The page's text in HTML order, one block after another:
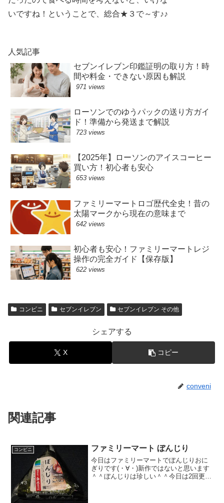
いですね！ということで、総合★３で～す♪♪
人気記事
セブンイレブン印鑑証明の取り方！時
間や料金・できない原因も解説
971 views
ローソンでのゆうパックの送り方ガイ
ド！準備から発送まで解説
723 views
【2025年】ローソンのアイスコーヒー
買い方！初心者も安心
653 views
ファミリーマートロゴ歴代全史！昔の
太陽マークから現在の意味まで
642 views
初心者も安心！ファミリーマートレジ
操作の完全ガイド【保存版】
622 views
コンビニ セブンイレブン セブンイレブン その他
シェアする
X コピー
conveni
関連記事
コンビニ ファミリーマート ぼんじり
今日はファミリーマートでぼんじりおに
ぎりです(・∀・)新作ではないと思います
＾＾ぼんじりは珍しい＾＾今日は2回更新